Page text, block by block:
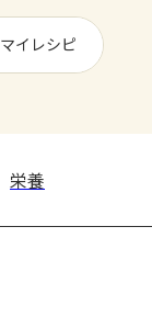
マイレシピ
栄養